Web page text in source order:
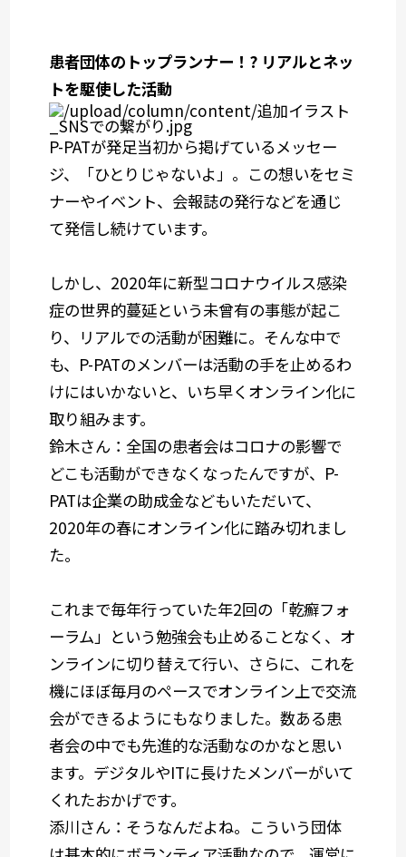
患者団体のトップランナー！? リアルとネッ
トを駆使した活動
P-PATが発足当初から掲げているメッセー
ジ、「ひとりじゃないよ」。この想いをセミ
ナーやイベント、会報誌の発行などを通じ
て発信し続けています。
しかし、2020年に新型コロナウイルス感染
症の世界的蔓延という未曾有の事態が起こ
り、リアルでの活動が困難に。そんな中で
も、P-PATのメンバーは活動の手を止めるわ
けにはいかないと、いち早くオンライン化に
取り組みます。
鈴木さん： 全国の患者会はコロナの影響で
どこも活動ができなくなったんですが、P-
PATは企業の助成金などもいただいて、
2020年の春にオンライン化に踏み切れまし
た。
これまで毎年行っていた年2回の「乾癬フォ
ーラム」という勉強会も止めることなく、オ
ンラインに切り替えて行い、さらに、これを
機にほぼ毎月のペースでオンライン上で交流
会ができるようにもなりました。数ある患
者会の中でも先進的な活動なのかなと思い
ます。デジタルやITに長けたメンバーがいて
くれたおかげです。
添川さん： そうなんだよね。こういう団体